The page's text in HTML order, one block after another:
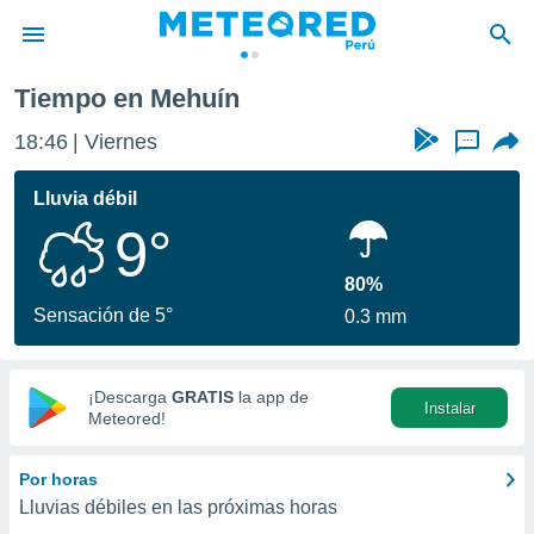
de
ha sido
para
que se
calidad.
a este
las
y
digital
basada
Tiempo en Mehuín
18:46 Viernes ...
Lluvia débil
9°
Sensación de 5°
80%
0.3 mm
¡Descarga GRATIS la app de
Meteored!
Instalar
Por horas
Lluvias débiles en las próximas horas